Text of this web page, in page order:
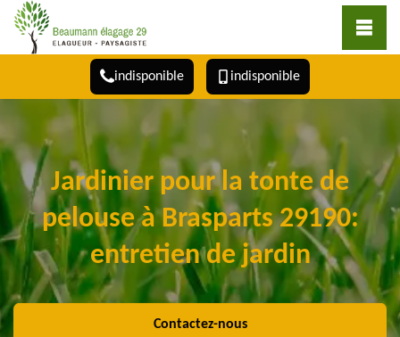
indisponible indisponible
Jardinier pour la tonte de
pelouse à Brasparts 29190:
entretien de jardin
Contactez-nous